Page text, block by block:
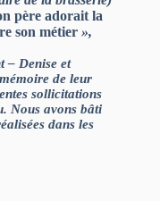
père adorait la
son métier»,
– Denise et
de leur
sollicitations
Nous avons bâti
dans les